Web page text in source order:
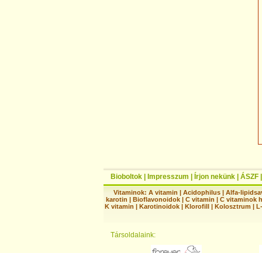
Bioboltok | Impresszum | Írjon nekünk | ÁSZF
Vitaminok: A vitamin | Acidophilus| Alfa-
karotin | Bioflavonoidok | C vitamin | C vitaminok
K vitamin | Karotinoidok | Klorofill | Kolosztrum |
Társoldalaink: